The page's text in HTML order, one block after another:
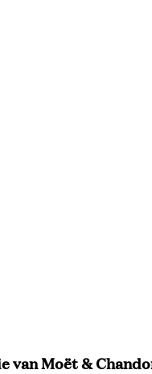
van Moët &